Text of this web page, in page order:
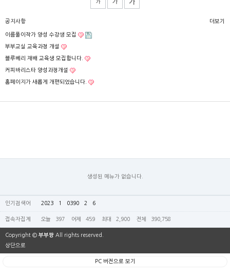
공지사항
이름풀이작가 양성 수강생 모집
부부교실 교육과정 개설
블루베리 재배 교육생 모집합니다.
커피바리스타 양성과정개설
홈페이지가 새롭게 개편되었습니다.
더보기
생성된 메뉴가 없습니다.
인기검색어 2023 1 0390 2 6
접속자집계 오늘 397 어제 459 최대 2,900 전체 390,758
Copyright © 부부짱 All rights reserved.
상단으로
PC 버전으로 보기